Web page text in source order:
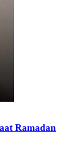
Ramadan